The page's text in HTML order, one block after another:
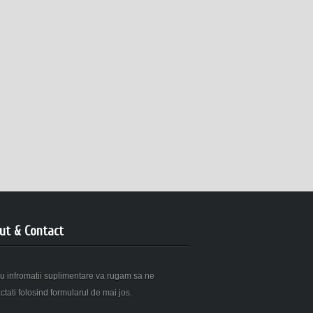
& Contact
infromatii suplimentare va rugam sa ne
folosind formularul de mai jos.